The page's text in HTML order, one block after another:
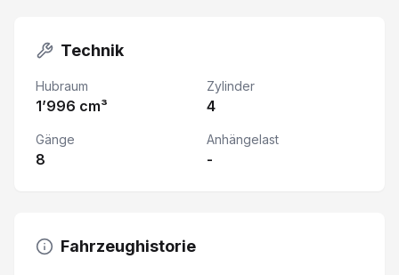
Technik
Hubraum
1’996 cm³
Zylinder
4
Gänge
8
Anhängelast
-
Fahrzeughistorie